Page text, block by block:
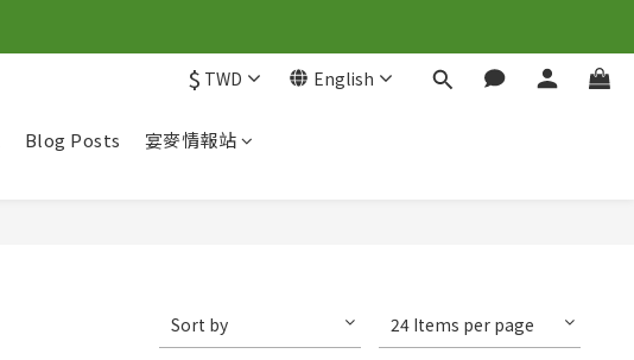
$ TWD English
Blog Posts 宴麥情報站
Sort by 24 Items per page